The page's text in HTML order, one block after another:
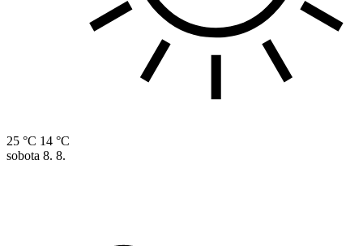
25 °C 14 °C
sobota 8. 8.